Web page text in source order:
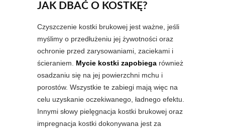
JAK DBAĆ O KOSTKĘ?
Czyszczenie kostki brukowej jest ważne, jeśli
myślimy o przedłużeniu jej żywotności oraz
ochronie przed zarysowaniami, zaciekami i
ścieraniem. Mycie kostki zapobiega również
osadzaniu się na jej powierzchni mchu i
porostów. Wszystkie te zabiegi mają więc na
celu uzyskanie oczekiwanego, ładnego efektu.
Innymi słowy pielęgnacja kostki brukowej oraz
impregnacja kostki dokonywana jest za